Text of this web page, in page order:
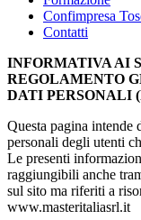
Confimpresa
Contatti
INFORMATIVA AI
REGOLAMENTO
DATI PERSONALI
Questa pagina intende
personali degli utenti
Le presenti
raggiungibili anche
sul sito ma riferiti a
www.masteritaliasrl.it